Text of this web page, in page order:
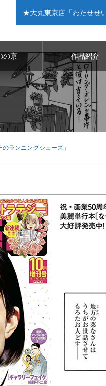
★大丸東京店「わたせせ
の京 作品紹介
ランニングシューズ」